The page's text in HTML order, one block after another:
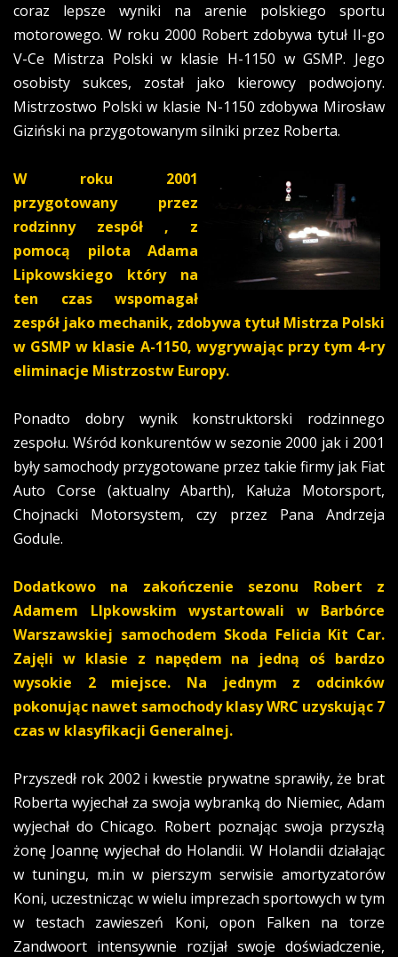
coraz lepsze wyniki na arenie polskiego sportu
motorowego. W roku 2000 Robert zdobywa tytuł II-go
V-Ce Mistrza Polski w klasie H-1150 w GSMP. Jego
osobisty sukces, został jako kierowcy podwojony.
Mistrzostwo Polski w klasie N-1150 zdobywa Mirosław
Giziński na przygotowanym silniki przez Roberta.
W roku 2001
przygotowany przez
rodzinny zespół , z
pomocą pilota Adama
Lipkowskiego który na
ten czas wspomagał
zespół jako mechanik, zdobywa tytuł Mistrza Polski
w GSMP w klasie A-1150, wygrywając przy tym 4-ry
eliminacje Mistrzostw Europy.
Ponadto dobry wynik konstruktorski rodzinnego
zespołu. Wśród konkurentów w sezonie 2000 jak i 2001
były samochody przygotowane przez takie firmy jak Fiat
Auto Corse (aktualny Abarth), Kałuża Motorsport,
Chojnacki Motorsystem, czy przez Pana Andrzeja
Godule.
Dodatkowo na zakończenie sezonu Robert z
Adamem LIpkowskim wystartowali w Barbórce
Warszawskiej samochodem Skoda Felicia Kit Car.
Zajęli w klasie z napędem na jedną oś bardzo
wysokie 2 miejsce. Na jednym z odcinków
pokonując nawet samochody klasy WRC uzyskując 7
czas w klasyfikacji Generalnej.
Przyszedł rok 2002 i kwestie prywatne sprawiły, że brat
Roberta wyjechał za swoja wybranką do Niemiec, Adam
wyjechał do Chicago. Robert poznając swoja przyszłą
żonę Joannę wyjechał do Holandii. W Holandii działając
w tuningu, m.in w pierszym serwisie amortyzatorów
Koni, uczestnicząc w wielu imprezach sportowych w tym
w testach zawieszeń Koni, opon Falken na torze
Zandwoort intensywnie rozijał swoje doświadczenie,